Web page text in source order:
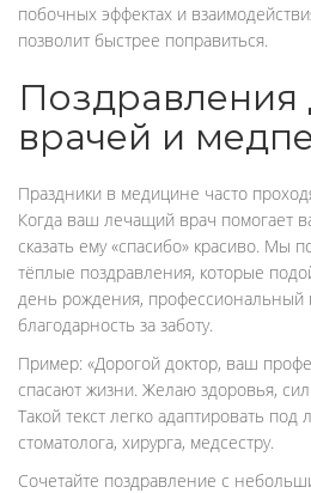
побочных эффектах и
позволит быстрее поправиться.
Поздравления
врачей и
Праздники в медицине часто
Когда ваш лечащий врач помогает
сказать ему «спасибо» красиво. Мы
тёплые поздравления, которые
день рождения, профессиональный
благодарность за заботу.
Пример: «Дорогой доктор, ваш
спасают жизни. Желаю здоровья,
Такой текст легко адаптировать под
стоматолога, хирурга, медсестру.
Сочетайте поздравление с